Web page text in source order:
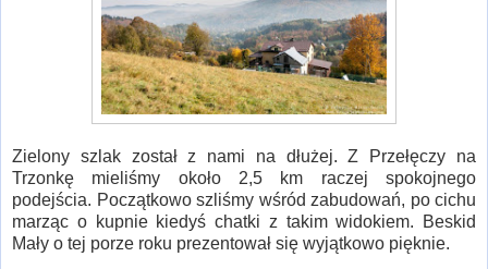
Zielony szlak został z nami na dłużej. Z Przełęczy na
Trzonkę mieliśmy około 2,5 km raczej spokojnego
podejścia. Początkowo szliśmy wśród zabudowań, po cichu
marząc o kupnie kiedyś chatki z takim widokiem. Beskid
Mały o tej porze roku prezentował się wyjątkowo pięknie.